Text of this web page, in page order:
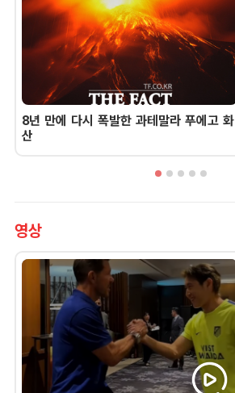
8년 만에 다시 폭발한 과테말라 푸에고 화
산
영상